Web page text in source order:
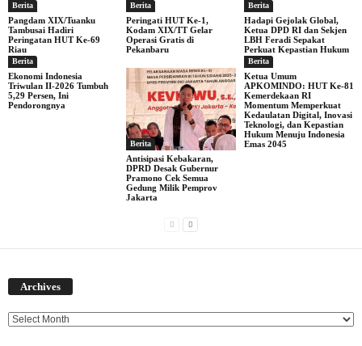
Berita
Pangdam XIX/Tuanku
Tambusai Hadiri
Peringatan HUT Ke-69
Riau
Berita
Peringati HUT Ke-1,
Kodam XIX/TT Gelar
Operasi Gratis di
Pekanbaru
Berita
Hadapi Gejolak Global,
Ketua DPD RI dan Sekjen
LBH Feradi Sepakat
Perkuat Kepastian Hukum
Berita
Ekonomi Indonesia
Triwulan II-2026 Tumbuh
5,29 Persen, Ini
Pendorongnya
Berita
Antisipasi Kebakaran,
DPRD Desak Gubernur
Pramono Cek Semua
Gedung Milik Pemprov
Jakarta
Berita
Ketua Umum
APKOMINDO: HUT Ke-81
Kemerdekaan RI
Momentum Memperkuat
Kedaulatan Digital, Inovasi
Teknologi, dan Kepastian
Hukum Menuju Indonesia
Emas 2045
Archives